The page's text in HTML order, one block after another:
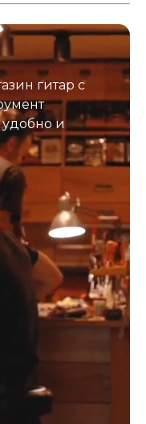
Случись что -
гитар с
удобно и